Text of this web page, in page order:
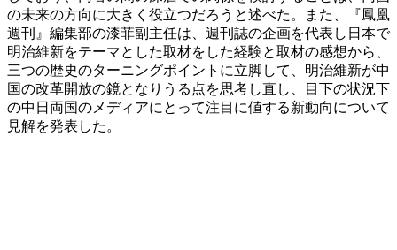
の未来の方向に大きく役立つだろうと述べた。また、『鳳凰
週刊』編集部の漆菲副主任は、週刊誌の企画を代表し日本で
明治維新をテーマとした取材をした経験と取材の感想から、
三つの歴史のターニングポイントに立脚して、明治維新が中
国の改革開放の鏡となりうる点を思考し直し、目下の状況下
の中日両国のメディアにとって注目に値する新動向について
見解を発表した。